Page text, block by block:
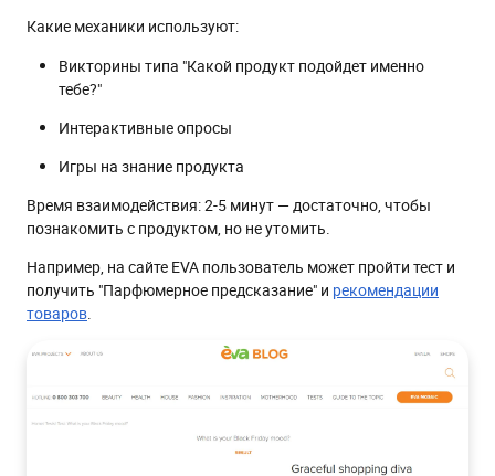
Какие механики используют:
Викторины типа "Какой продукт подойдет именно
тебе?"
Интерактивные опросы
Игры на знание продукта
Время взаимодействия: 2-5 минут — достаточно, чтобы
познакомить с продуктом, но не утомить.
Например, на сайте EVA пользователь может пройти тест и
получить "Парфюмерное предсказание" и рекомендации
товаров.